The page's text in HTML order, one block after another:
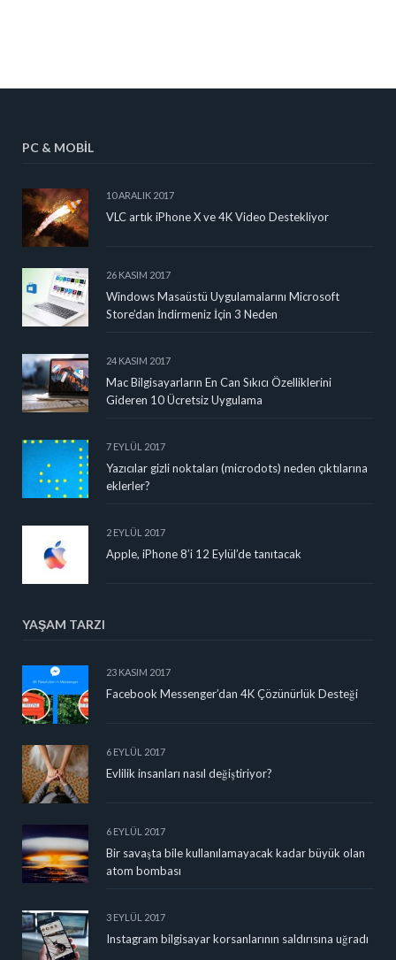
PC & MOBIL
10 ARALIK 2017
VLC artık iPhone X ve 4K Video Destekliyor
26 KASIM 2017
Windows Masaüstü Uygulamalarını Microsoft
Store’dan İndirmeniz İçin 3 Neden
24 KASIM 2017
Mac Bilgisayarların En Can Sıkıcı Özelliklerini
Gideren 10 Ücretsiz Uygulama
7 EYLÜL 2017
Yazıcılar gizli noktaları (microdots) neden çıktılarına
eklerler?
2 EYLÜL 2017
Apple, iPhone 8’i 12 Eylül’de tanıtacak
YAŞAM TARZI
23 KASIM 2017
Facebook Messenger’dan 4K Çözünürlük Desteği
6 EYLÜL 2017
Evlilik insanları nasıl değiştiriyor?
6 EYLÜL 2017
Bir savaşta bile kullanılamayacak kadar büyük olan
atom bombası
3 EYLÜL 2017
Instagram bilgisayar korsanlarının saldırısına uğradı